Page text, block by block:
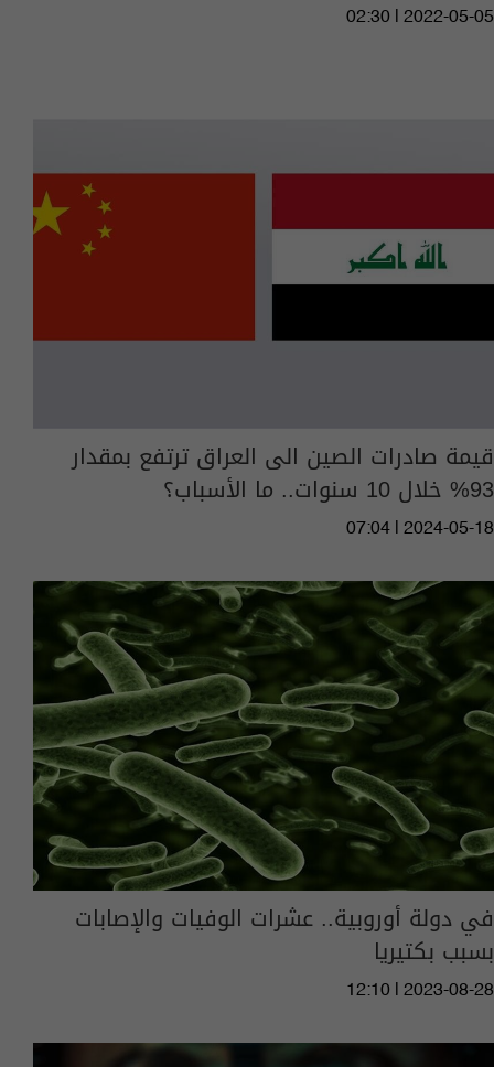
02:30 | 2022-05-05
قيمة صادرات الصين الى العراق ترتفع بمقدار
93% خلال 10 سنوات.. ما الأسباب؟
07:04 | 2024-05-18
في دولة أوروبية.. عشرات الوفيات والإصابات
بسبب بكتيريا
12:10 | 2023-08-28